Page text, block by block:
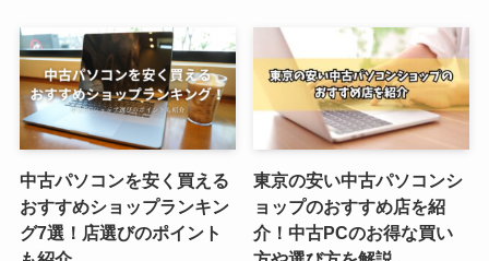
中古パソコンを安く買える
おすすめショップランキン
グ7選！店選びのポイント
東京の安い中古パソコンシ
ョップのおすすめ店を紹
介！中古PCのお得な買い